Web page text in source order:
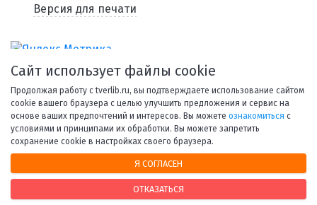
Версия для печати
© 1998-2026 Тверская областная библиотека им. А. М.
Горького.
При использовании материалов сайта ссылка на
Сайт использует файлы cookie
Продолжая работу с tverlib.ru, вы подтверждаете использование сайтом
cookie вашего браузера с целью улучшить предложения и сервис на
основе ваших предпочтений и интересов. Вы можете ознакомиться с
условиями и принципами их обработки. Вы можете запретить
сохранение cookie в настройках своего браузера.
Я СОГЛАСЕН
ОТКАЗАТЬСЯ